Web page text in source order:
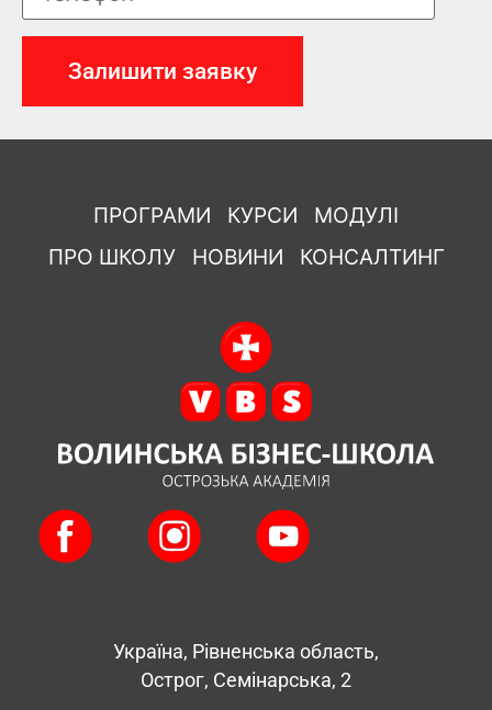
ПРОГРАМИ КУРСИ
МОДУЛІ
ПРО ШКОЛУ
НОВИНИ КОНСАЛТИНГ
Україна, Рівненська область,
Острог, Семінарська, 2